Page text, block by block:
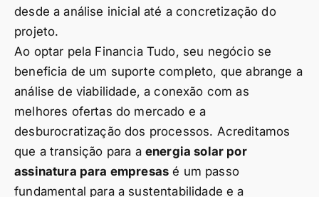
desde a análise inicial até a concretização do
projeto.
Ao optar pela Financia Tudo, seu negócio se
beneficia de um suporte completo, que abrange a
análise de viabilidade, a conexão com as
melhores ofertas do mercado e a
desburocratização dos processos. Acreditamos
que a transição para a energia solar por
assinatura para empresas é um passo
fundamental para a sustentabilidade e a